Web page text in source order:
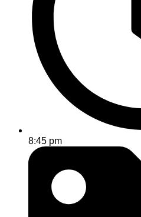
8:45 pm